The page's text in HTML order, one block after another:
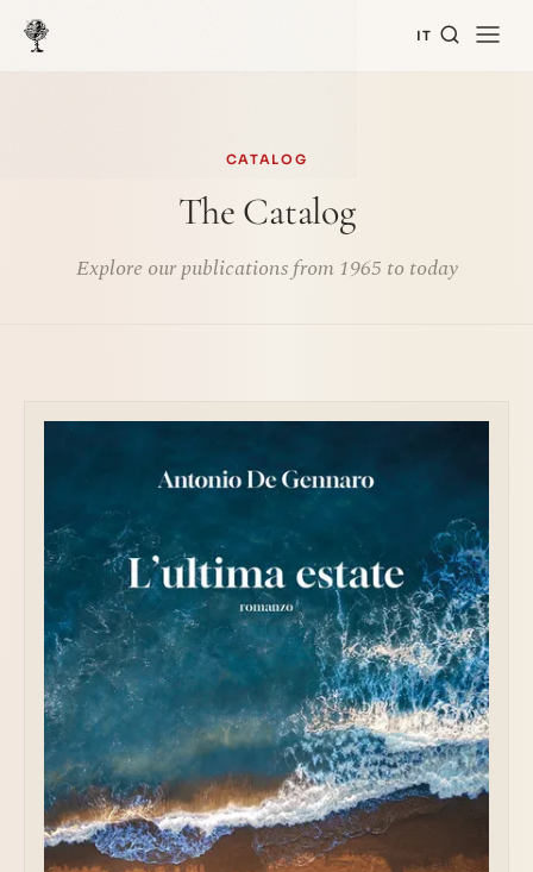
IT
CATALOG
The Catalog
Explore our publications from 1965 to today